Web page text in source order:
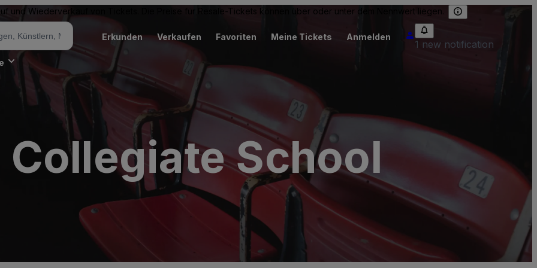
und Wiederverkauf von Tickets. Die Preise für Resale-Tickets können über oder unter dem Nennwert liegen.
Erkunden Verkaufen Favoriten Meine Tickets Anmelden
1 new notification
School